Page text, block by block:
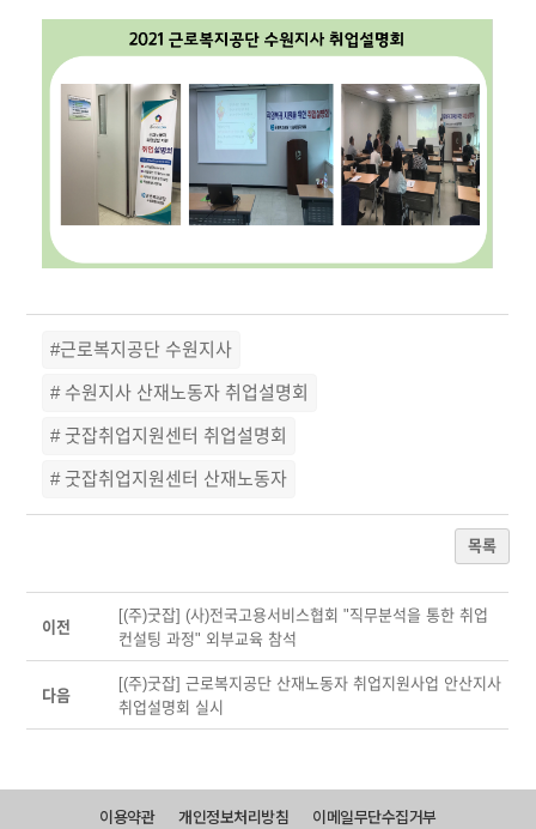
#근로복지공단 수원지사
# 수원지사 산재노동자 취업설명회
# 굿잡취업지원센터 취업설명회
# 굿잡취업지원센터 산재노동자
목록
이전
[(주)굿잡] (사)전국고용서비스협회 "직무분석을 통한 취업
컨설팅 과정" 외부교육 참석
다음
[(주)굿잡] 근로복지공단 산재노동자 취업지원사업 안산지사
취업설명회 실시
이용약관 개인정보처리방침 이메일무단수집거부